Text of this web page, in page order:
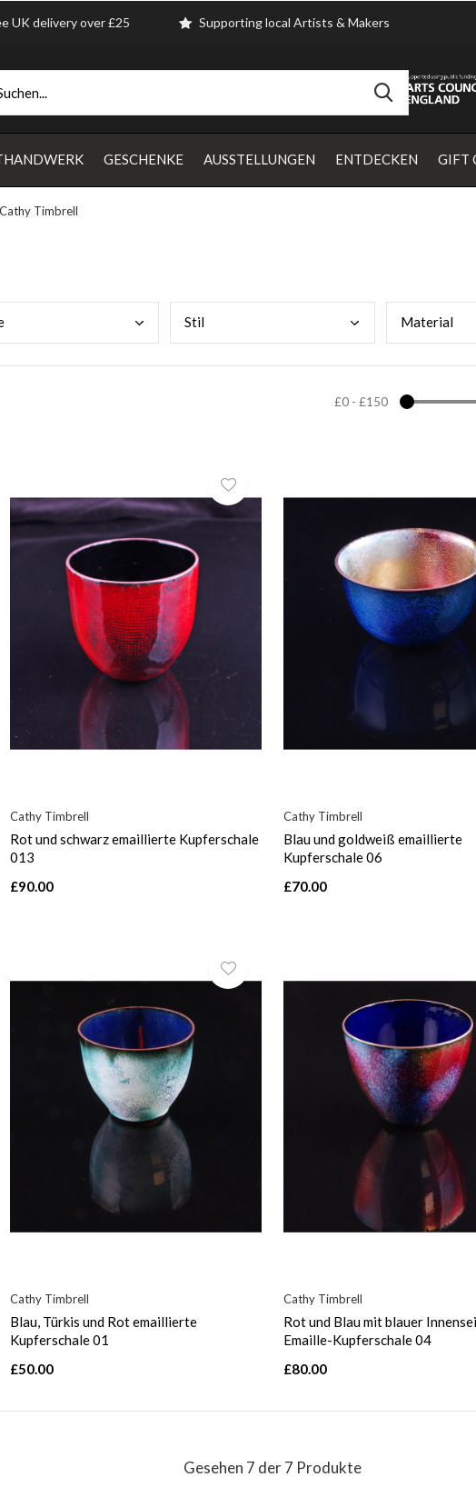
GESCHENKE AUSSTELLUNGEN ENTDECKEN GIFT
UK delivery over £25 Supporting local Artists & Makers
Cathy Timbrell
Stil Material
£0- £150
Cathy Timbrell
Rot und schwarz emaillierte Kupferschale
013
£90.00
Cathy Timbrell
Blau und goldweiß emaillierte
Kupferschale 06
£70.00
Cathy Timbrell
Blau, Türkis und Rot emaillierte
Kupferschale 01
£50.00
Cathy Timbrell
Rot und Blau mit blauer
Emaille-Kupferschale 04
£80.00
Gesehen 7 der 7 Produkte